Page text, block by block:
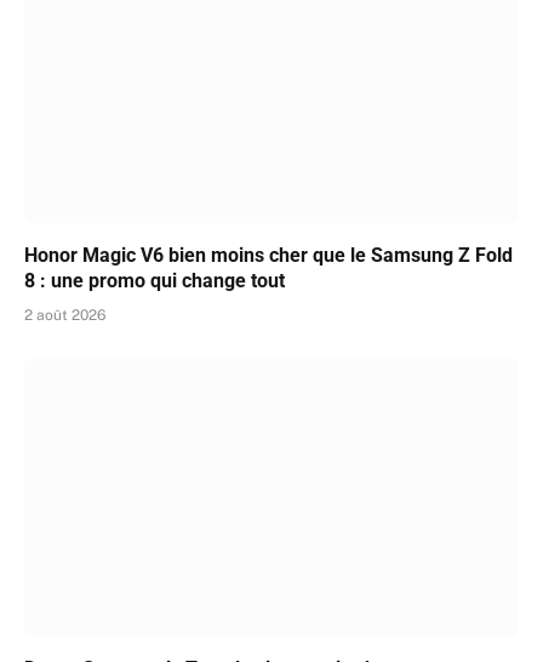
Honor Magic V6 bien moins cher que le Samsung Z Fold
8 : une promo qui change tout
2 août 2026